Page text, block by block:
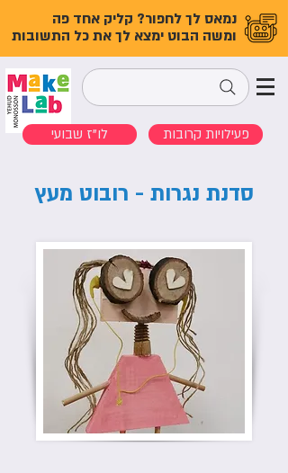
נמאס לך לחפור? קליק אחד פה
ומשה הבוט ימצא לך את כל התשובות
לו"ז שבועי פעילויות קרובות
סדנת נגרות - רובוט מעץ